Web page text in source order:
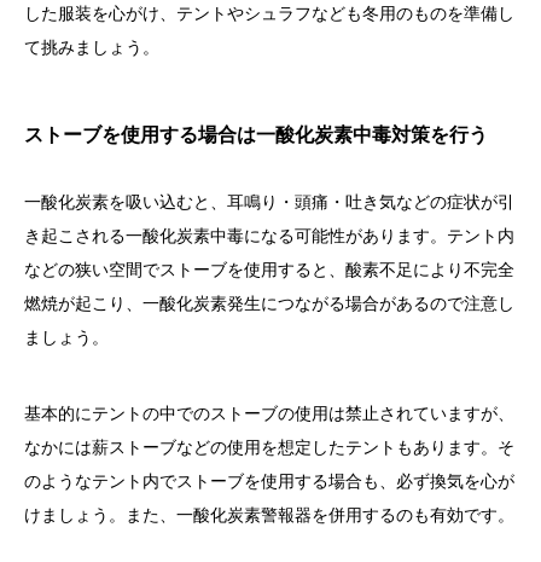
した服装を心がけ、テントやシュラフなども冬用のものを準備し
て挑みましょう。
ストーブを使用する場合は一酸化炭素中毒対策を行う
一酸化炭素を吸い込むと、耳鳴り・頭痛・吐き気などの症状が引
き起こされる一酸化炭素中毒になる可能性があります。テント内
などの狭い空間でストーブを使用すると、酸素不足により不完全
燃焼が起こり、一酸化炭素発生につながる場合があるので注意し
ましょう。
基本的にテントの中でのストーブの使用は禁止されていますが、
なかには薪ストーブなどの使用を想定したテントもあります。そ
のようなテント内でストーブを使用する場合も、必ず換気を心が
けましょう。また、一酸化炭素警報器を併用するのも有効です。